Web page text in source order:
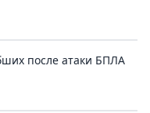
после атаки БПЛА